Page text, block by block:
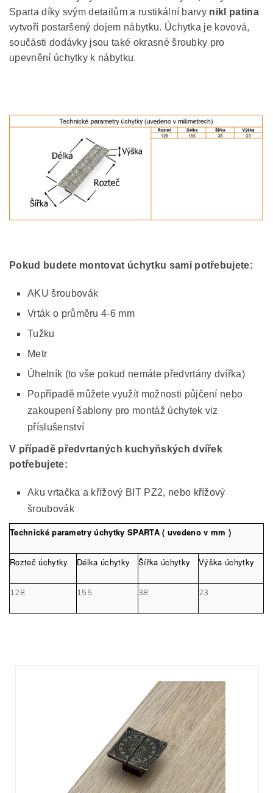
Sparta díky svým detailům a rustikální barvy nikl patina
vytvoří postaršený dojem nábytku. Úchytka je kovová,
součásti dodávky jsou také okrasné šroubky pro
upevnění úchytky k nábytku
Pokud budete montovat úchytku sami potřebujete:
AKU šroubovák
Vrták o průměru 4-6 mm
Tužku
Metr
Úhelník (to vše pokud nemáte předvrtány dvířka)
Popřípadě můžete využít možnosti půjčení nebo
zakoupení šablony pro montáž úchytek viz
příslušenství
V případě předvrtaných kuchyňských dvířek
potřebujete:
Aku vrtačka a křížový BIT PZ2, nebo křížový
šroubovák
Technické parametry úchytky SPARTA ( uvedeno v mm )
Rozteč úchytky Délka úchytky Šířka úchytky Výška úchytky
128 155 38 23